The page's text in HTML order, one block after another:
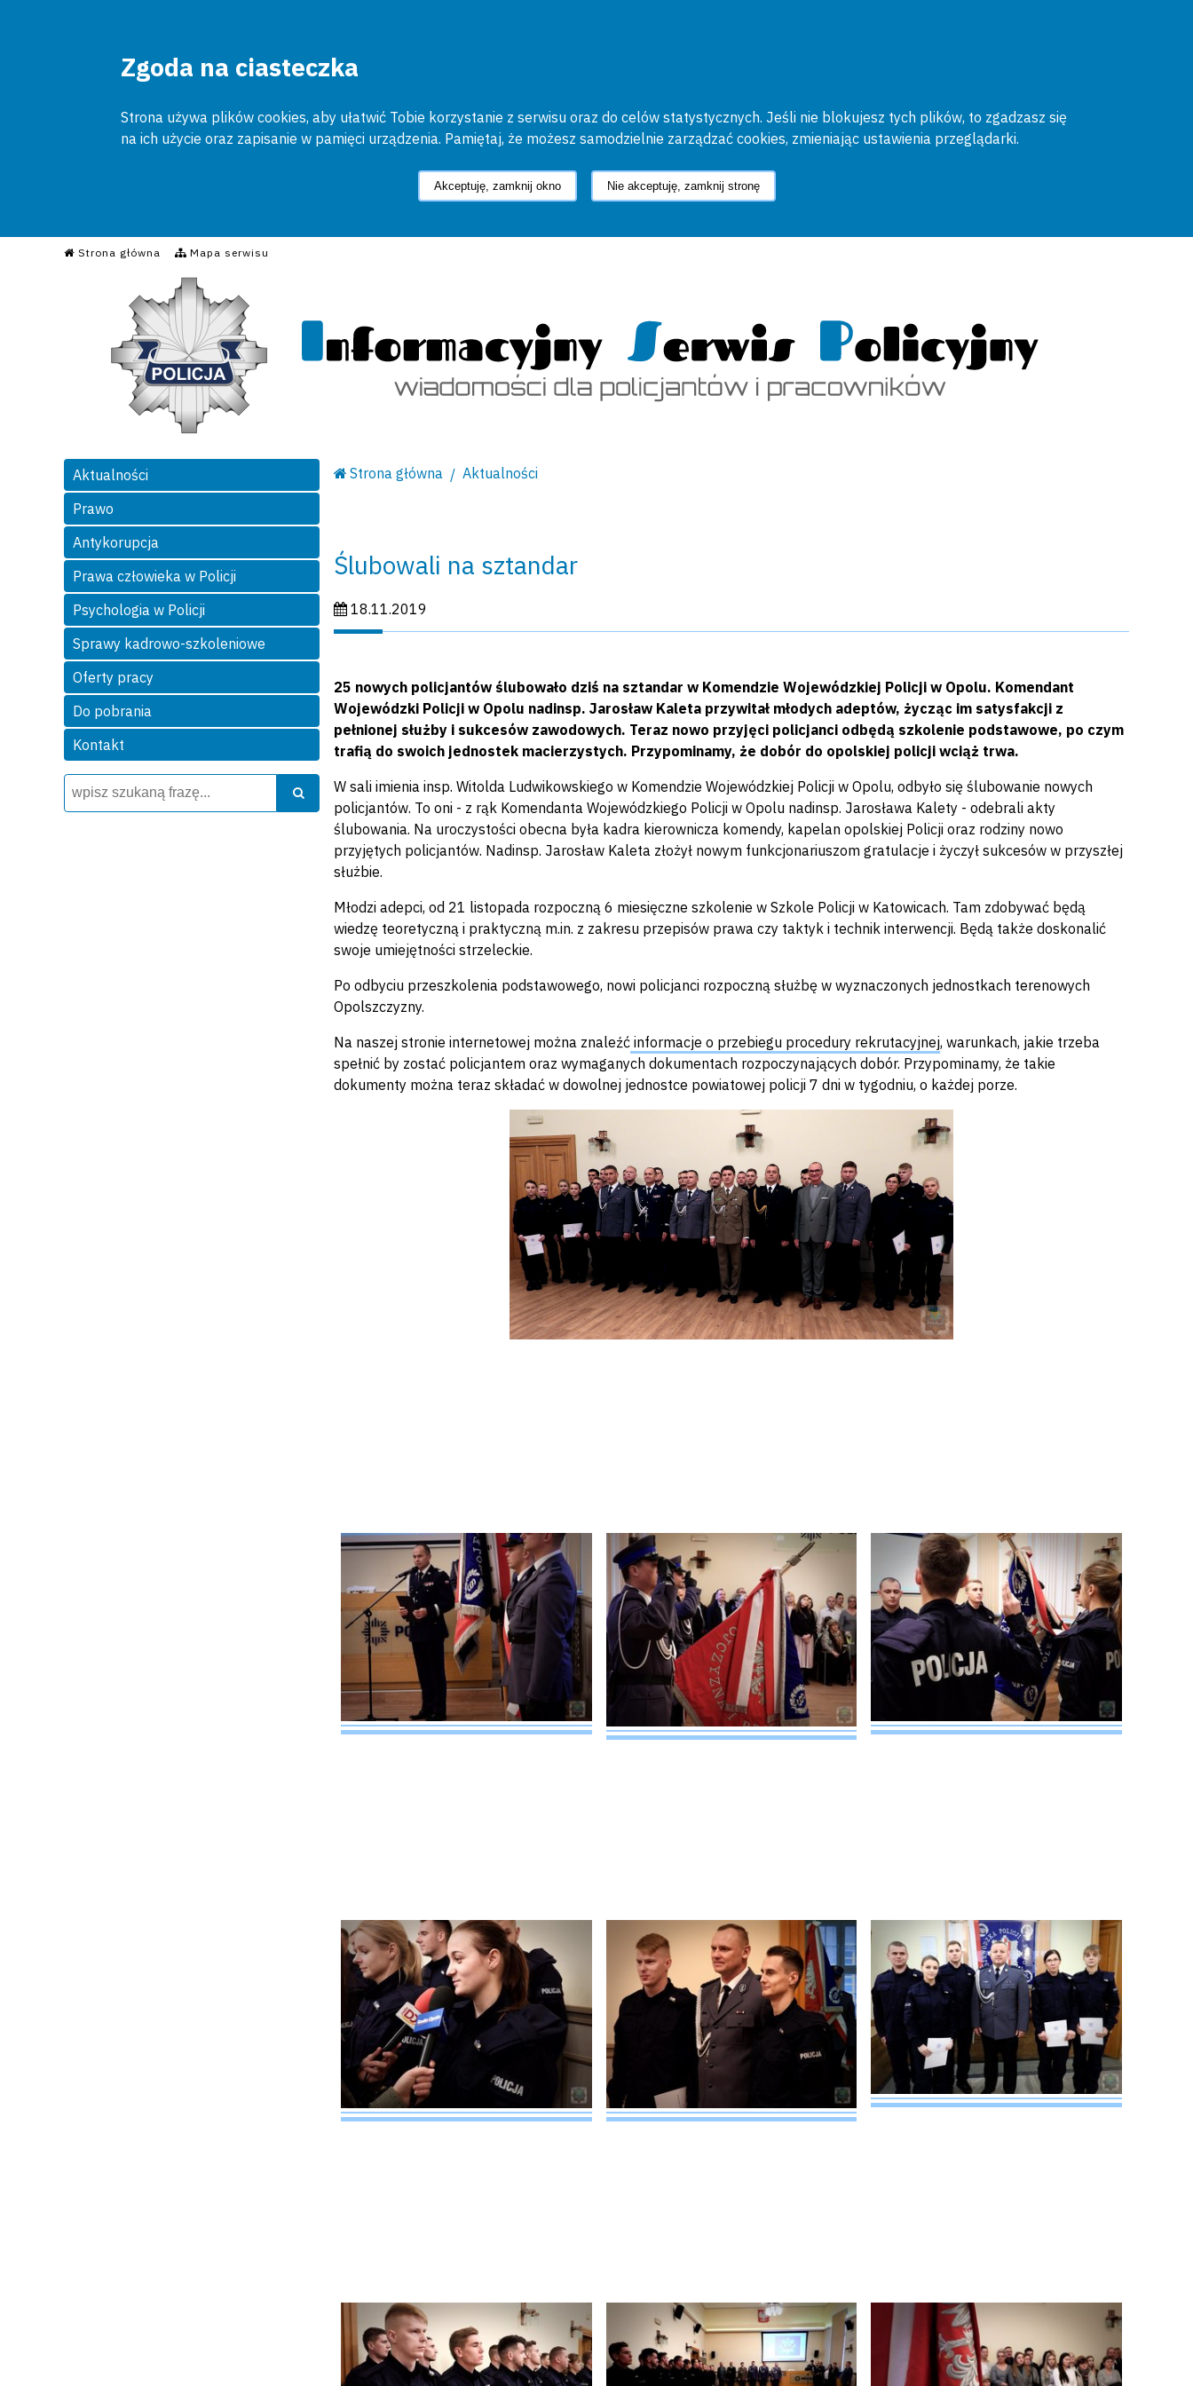
Zgoda na ciasteczka
Strona używa plików cookies, aby ułatwić Tobie korzystanie z serwisu oraz do celów statystycznych. Jeśli nie blokujesz tych plików, to zgadzasz się
na ich użycie oraz zapisanie w pamięci urządzenia. Pamiętaj, że możesz samodzielnie zarządzać cookies, zmieniając ustawienia przeglądarki.
Akceptuję, zamknij okno Nie akceptuję, zamknij stronę
Strona główna Mapa serwisu
Informacyjny Serwis Policyjny
Aktualności
Prawo
Antykorupcja
Prawa człowieka w Policji
Psychologia w Policji
Sprawy kadrowo-szkoleniowe
Oferty pracy
Do pobrania
Kontakt
Wyszukiwarka
Szukaj Szukaj
Strona główna Aktualności
Ślubowali na sztandar
Data publikacji:
18.11.2019
25 nowych policjantów ślubowało dziś na sztandar w Komendzie Wojewódzkiej Policji w Opolu. Komendant
Wojewódzki Policji w Opolu nadinsp. Jarosław Kaleta przywitał młodych adeptów, życząc im satysfakcji z
pełnionej służby i sukcesów zawodowych. Teraz nowo przyjęci policjanci odbędą szkolenie podstawowe, po czym
trafią do swoich jednostek macierzystych. Przypominamy, że dobór do opolskiej policji wciąż trwa.
W sali imienia insp. Witolda Ludwikowskiego w Komendzie Wojewódzkiej Policji w Opolu, odbyło się ślubowanie nowych
policjantów. To oni - z rąk Komendanta Wojewódzkiego Policji w Opolu nadinsp. Jarosława Kalety - odebrali akty
ślubowania. Na uroczystości obecna była kadra kierownicza komendy, kapelan opolskiej Policji oraz rodziny nowo
przyjętych policjantów. Nadinsp. Jarosław Kaleta złożył nowym funkcjonariuszom gratulacje i życzył sukcesów w przyszłej
służbie.
Młodzi adepci, od 21 listopada rozpoczną 6 miesięczne szkolenie w Szkole Policji w Katowicach. Tam zdobywać będą
wiedzę teoretyczną i praktyczną m.in. z zakresu przepisów prawa czy taktyk i technik interwencji. Będą także doskonalić
swoje umiejętności strzeleckie.
Po odbyciu przeszkolenia podstawowego, nowi policjanci rozpoczną służbę w wyznaczonych jednostkach terenowych
Opolszczyzny.
Na naszej stronie internetowej można znaleźć informacje o przebiegu procedury rekrutacyjnej, warunkach, jakie trzeba
spełnić by zostać policjantem oraz wymaganych dokumentach rozpoczynających dobór. Przypominamy, że takie
dokumenty można teraz składać w dowolnej jednostce powiatowej policji 7 dni w tygodniu, o każdej porze.